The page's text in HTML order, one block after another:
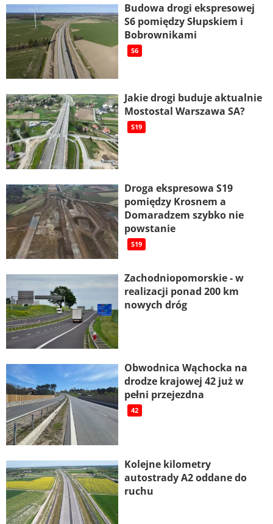
Budowa drogi ekspresowej
S6 pomiędzy Słupskiem i
Bobrownikami
S6
Jakie drogi buduje aktualnie
Mostostal Warszawa SA?
S19
Droga ekspresowa S19
pomiędzy Krosnem a
Domaradzem szybko nie
powstanie
S19
Zachodniopomorskie - w
realizacji ponad 200 km
nowych dróg
Obwodnica Wąchocka na
drodze krajowej 42 już w
pełni przejezdna
42
Kolejne kilometry
autostrady A2 oddane do
ruchu